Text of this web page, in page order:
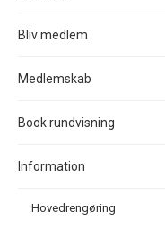
Bliv medlem
Medlemskab
Book rundvisning
Information
Hovedrengøring